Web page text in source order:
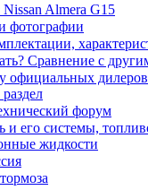
Nissan Almera G15
фотографии
Сравнение с
дилеров
форум
и его системы,
жидкости